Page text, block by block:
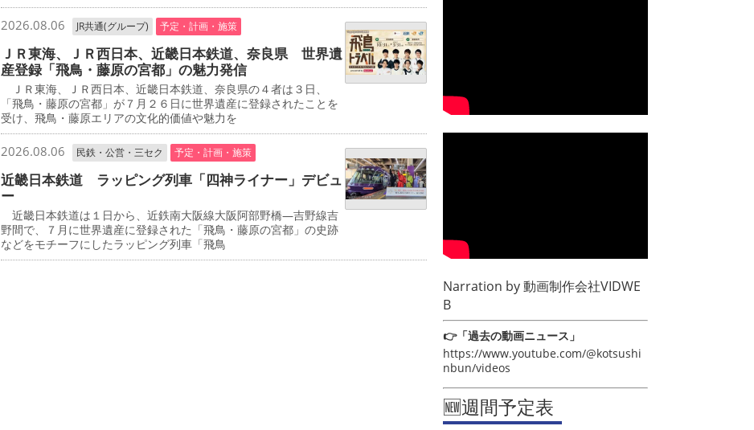
2026.08.06 JR共通(グループ) 予定・計画・施策
ＪＲ東海、ＪＲ西日本、近畿日本鉄道、奈良県 世界遺
産登録「飛鳥・藤原の宮都」の魅力発信
ＪＲ東海、ＪＲ西日本、近畿日本鉄道、奈良県の４者は３日、
「飛鳥・藤原の宮都」が７月２６日に世界遺産に登録されたことを
受け、飛鳥・藤原エリアの文化的価値や魅力を
2026.08.06 民鉄・公営・三セク 予定・計画・施策
近畿日本鉄道 ラッピング列車「四神ライナー」デビュ
ー
近畿日本鉄道は１日から、近鉄南大阪線大阪阿部野橋―吉野線吉
野間で、７月に世界遺産に登録された「飛鳥・藤原の宮都」の史跡
などをモチーフにしたラッピング列車「飛鳥
Narration by動画制作会社VIDWE
B
👉「過去の動画ニュース」
https://www.youtube.com/@kotsushi
nbun/videos
🆕週間予定表